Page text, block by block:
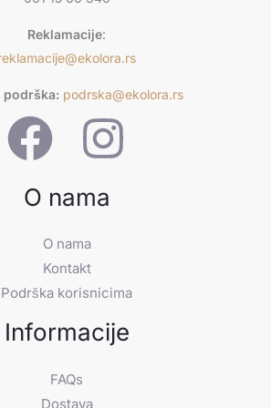
Reklamacije:
podrška: podrska@ekolora.rs
O nama
O nama
Kontakt
Podrška korisnicima
Informacije
FAQs
Dostava